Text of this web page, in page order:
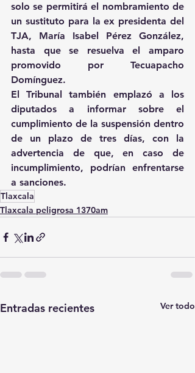
solo se permitirá el nombramiento de
un sustituto para la ex presidenta del
TJA, María Isabel Pérez González,
hasta que se resuelva el amparo
promovido por Tecuapacho
Domínguez.
El Tribunal también emplazó a los
diputados a informar sobre el
cumplimiento de la suspensión dentro
de un plazo de tres días, con la
advertencia de que, en caso de
incumplimiento, podrían enfrentarse
a sanciones.
Tlaxcala
Tlaxcala peligrosa 1370am
Entradas recientes Ver todo